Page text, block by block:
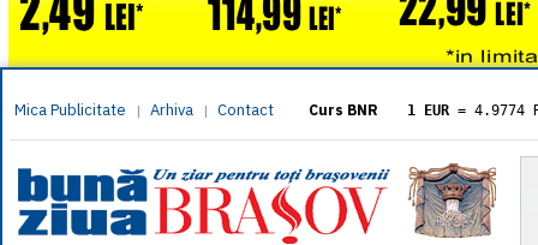
Mica Publicitate | Arhiva | Contact Curs BNR 1 EUR = 4.9774
= 5.8304
1 XAU= 464.4611
1 AED= 1.1933
1 AUD= 2.7957
1 BGN= 2.5449